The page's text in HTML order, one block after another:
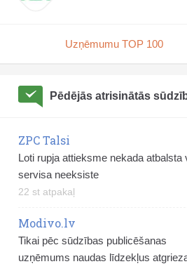
Uzņēmumu TOP 100
Pēdējās atrisinātās
ZPC Talsi
Loti rupja attieksme nekada atbalsta
servisa neeksiste
22 st atpakaļ
Modivo.lv
Tikai pēc sūdzības publicēšanas
uzņēmums naudas līdzekļus